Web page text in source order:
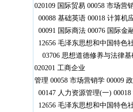
020109 国际贸易 00058 市场营
00088 基础英语 00018 计算机
00091 国际商法 00076 国际金
12656 毛泽东思想和中国特色
03706 思想道德修养与法律
020201 工商企业
管理 00058 市场营销学 00009
00147 人力资源管理(一)
12656 毛泽东思想和中国特色